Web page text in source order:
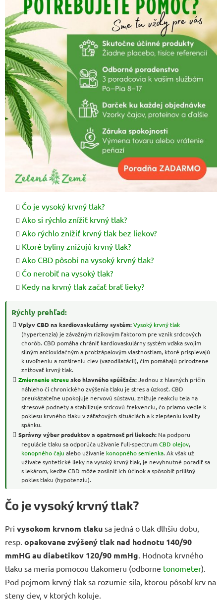
Čo je vysoký krvný tlak?
Ako si rýchlo znížiť krvný tlak?
Ako rýchlo znížiť krvný tlak bez liekov?
Ktoré byliny znižujú krvný tlak?
Ako CBD pôsobí na vysoký krvný tlak?
Čo nerobiť na vysoký tlak?
Kedy na krvný tlak začať brať lieky?
Rýchly prehľad:
Vplyv CBD na kardiovaskulárny systém:Vysoký krvný tlak
(hypertenzia) je závažným rizikovým faktorom pre vznik srdcových
chorôb. CBD pomáha chrániť kardiovaskulárny systém vďaka svojim
silným antioxidačným a protizápalovým vlastnostiam, ktoré prispievajú
k uvoľneniu a rozšíreniu ciev (vazodilatácii), čím pomáhajú prirodzene
znižovať krvný tlak.
Zmiernenie stresuako hlavného spúšťača:Jednou z hlavných príčin
náhleho či chronického zvýšenia tlaku je stres a úzkosť. CBD
preukázateľne upokojuje nervovú sústavu, znižuje reakciu tela na
stresové podnety a stabilizuje srdcovú frekvenciu, čo priamo vedie k
poklesu krvného tlaku v záťažových situáciách a k zlepšeniu kvality
spánku.
Správny výber produktov a opatrnosť pri liekoch: Na podporu
regulácie tlaku sa odporúča užívanie full-spectrumCBD olejov,
konopného čaju alebo užívanie konopného semienka. Ak však už
užívate syntetické lieky na vysoký krvný tlak, je nevyhnutné poradiť sa
s lekárom, keďže CBD môže zosilniť ich účinok a spôsobiť prílišný
pokles tlaku (hypotenziu).
Čo je vysoký krvný tlak?
Pri vysokom krvnom tlaku sa jedná o tlak dlhšiu dobu,
resp. opakovane zvýšený tlak nad hodnotu 140/90
mmHG au diabetikov 120/90 mmHg. Hodnota krvného
tlaku sa meria pomocou tlakomeru (odborne tonometer).
Pod pojmom krvný tlak sa rozumie sila, ktorou pôsobí krv na
steny ciev, v ktorých koluje.